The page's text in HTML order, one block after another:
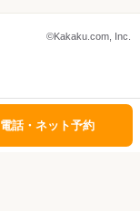
©Kakaku.com, Inc.
電話・ネット予約